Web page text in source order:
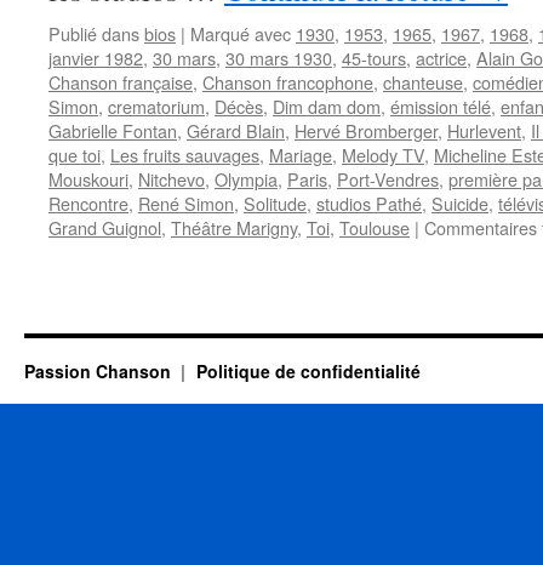
Publié dansbios | Marqué avec 1930, 1953, 1965, 1967, 1968,
janvier 1982, 30 mars, 30 mars 1930, 45-tours, actrice, Alain
Chanson française, Chanson francophone, chanteuse,
Simon, crematorium, Décès, Dim dam dom, émission télé,
Gabrielle Fontan, Gérard Blain, Hervé Bromberger, Hurlevent,
que toi, Les fruits sauvages, Mariage, Melody TV, Micheline
Mouskouri, Nitchevo, Olympia, Paris, Port-Vendres, première
Rencontre, René Simon, Solitude, studios Pathé, Suicide,
Grand Guignol, Théâtre Marigny, Toi, Toulouse | Commentaires
Passion Chanson Politique de confidentialité